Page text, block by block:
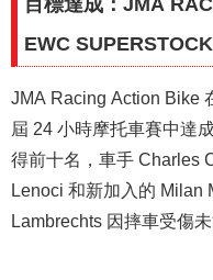
EWC
JMA Racing Action Bike
屆 24 小時摩托車賽中達
得前十名，車手 Charles
Lenoci 和新加入的
Lambrechts 因摔車受傷